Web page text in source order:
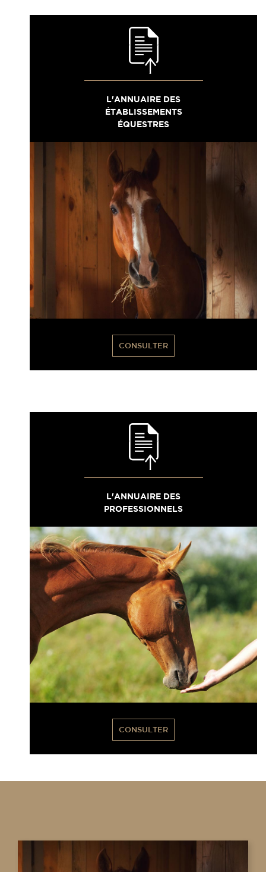
L'ANNUAIRE DES
ÉTABLISSEMENTS
ÉQUESTRES
CONSULTER
L'ANNUAIRE DES
PROFESSIONNELS
CONSULTER